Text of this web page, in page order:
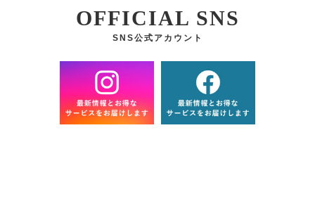
OFFICIAL SNS
SNS公式アカウント